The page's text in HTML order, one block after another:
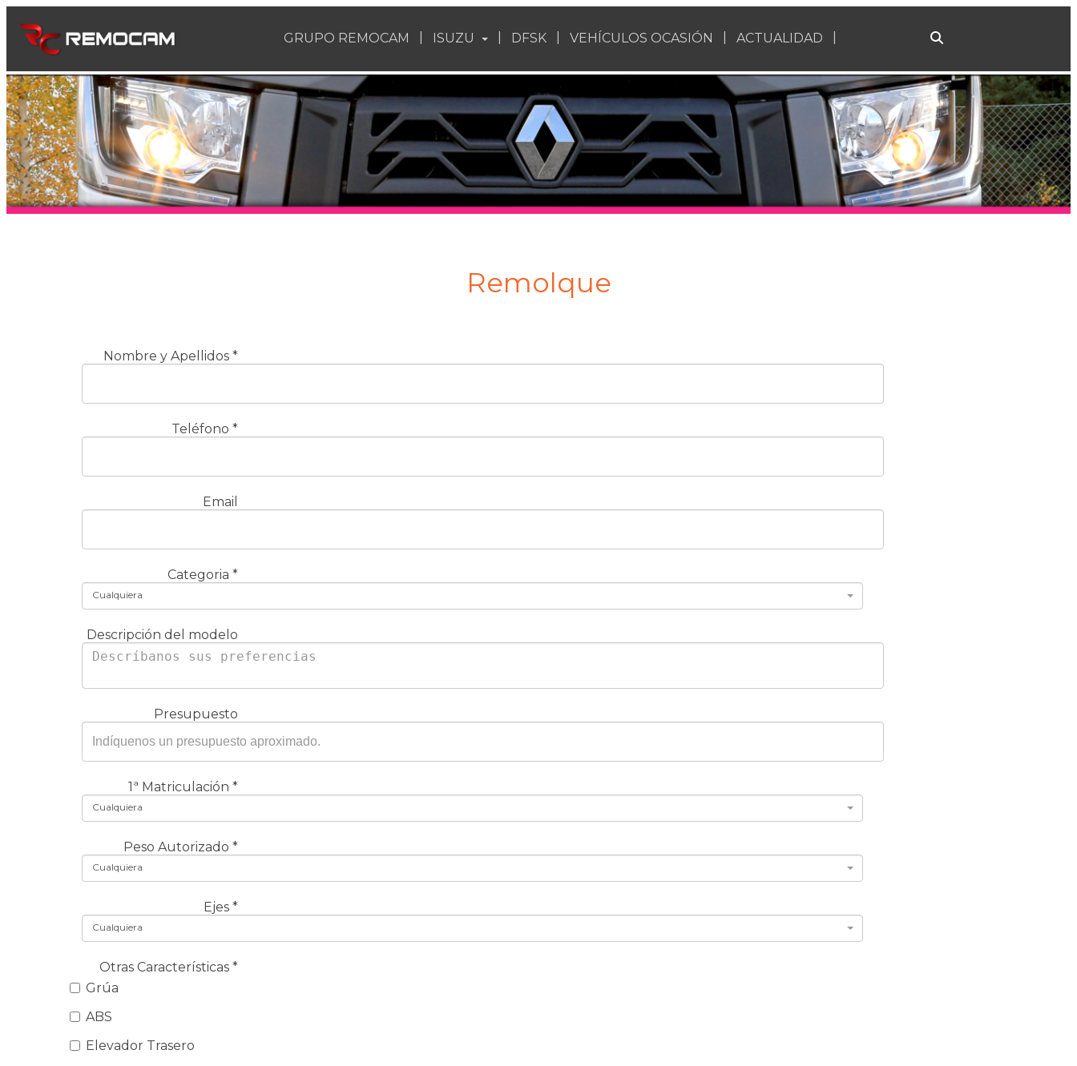
GRUPO REMOCAM ISUZU DFSK VEHÍCULOS OCASIÓN ACTUALIDAD
Remolque
Nombre y Apellidos *
Teléfono *
Email
Categoria *
Cualquiera
Descripción del modelo
Presupuesto
1ª Matriculación *
Cualquiera
Peso Autorizado *
Cualquiera
Ejes *
Cualquiera
Otras Características *
Grúa
ABS
Elevador Trasero